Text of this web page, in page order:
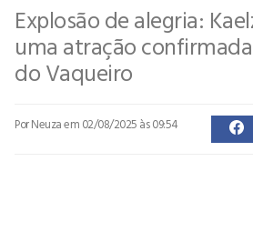
Explosão de alegria:
uma atração
do Vaqueiro
Por Neuzaem 02/08/2025 às 09:54